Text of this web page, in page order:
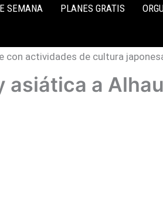
SEMANA PLANES GRATIS
a